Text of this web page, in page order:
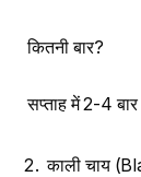
कितनी बार?
सप्ताह में 2-4
काली चाय